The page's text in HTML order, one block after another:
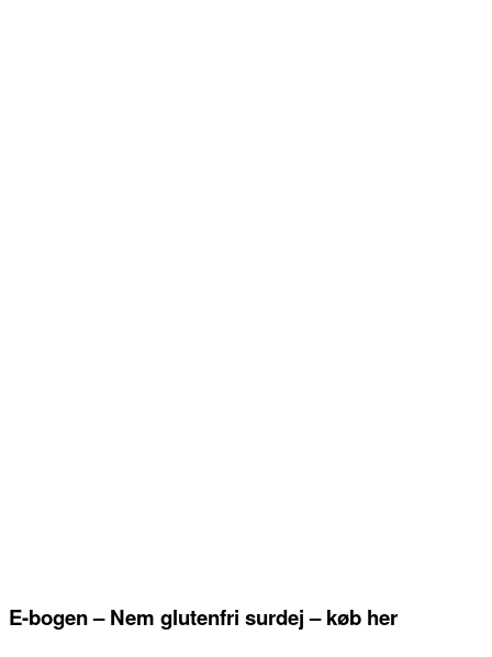
E-bogen – Nem glutenfri surdej – køb her